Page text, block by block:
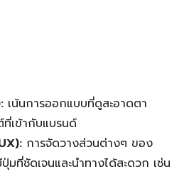
Search
เน้นการออกแบบที่ดูสะอาดตา
เข้ากับแบรนด์
การจัดวางส่วนต่างๆ ของ
มที่ชัดเจนและนำทางได้สะดวก เช่น